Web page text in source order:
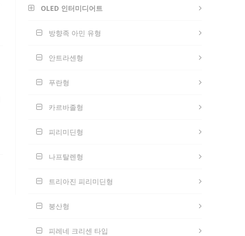
OLED 인터미디어트
방향족 아민 유형
안트라센형
푸란형
카르바졸형
피리미딘형
나프탈렌형
트리아진 피리미딘형
붕산형
피레네 크리센 타입